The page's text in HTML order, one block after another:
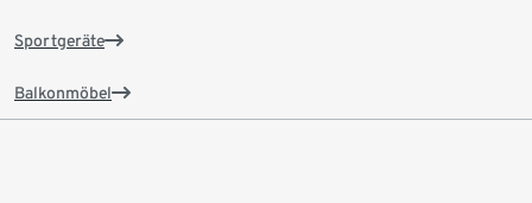
Sportgeräte
Balkonmöbel